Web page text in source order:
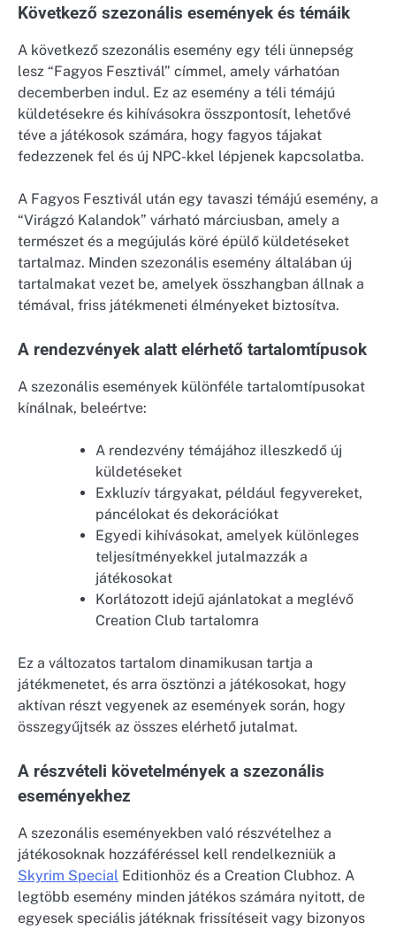
Következő szezonális események és témáik
A következő szezonális esemény egy téli ünnepség
lesz “Fagyos Fesztivál” címmel, amely várhatóan
decemberben indul. Ez az esemény a téli témájú
küldetésekre és kihívásokra összpontosít, lehetővé
téve a játékosok számára, hogy fagyos tájakat
fedezzenek fel és új NPC-kkel lépjenek kapcsolatba.
A Fagyos Fesztivál után egy tavaszi témájú esemény, a
“Virágzó Kalandok” várható márciusban, amely a
természet és a megújulás köré épülő küldetéseket
tartalmaz. Minden szezonális esemény általában új
tartalmakat vezet be, amelyek összhangban állnak a
témával, friss játékmeneti élményeket biztosítva.
A rendezvények alatt elérhető tartalomtípusok
A szezonális események különféle tartalomtípusokat
kínálnak, beleértve:
A rendezvény témájához illeszkedő új
küldetéseket
Exkluzív tárgyakat, például fegyvereket,
páncélokat és dekorációkat
Egyedi kihívásokat, amelyek különleges
teljesítményekkel jutalmazzák a
játékosokat
Korlátozott idejű ajánlatokat a meglévő
Creation Club tartalomra
Ez a változatos tartalom dinamikusan tartja a
játékmenetet, és arra ösztönzi a játékosokat, hogy
aktívan részt vegyenek az események során, hogy
összegyűjtsék az összes elérhető jutalmat.
A részvételi követelmények a szezonális
eseményekhez
A szezonális eseményekben való részvételhez a
játékosoknak hozzáféréssel kell rendelkezniük a
Skyrim Special Editionhöz és a Creation Clubhoz. A
legtöbb esemény minden játékos számára nyitott, de
egyesek speciális játéknak frissítéseit vagy bizonyos